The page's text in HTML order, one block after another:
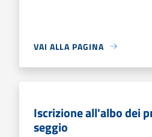
VAI ALLA PAGINA
Iscrizione all'albo dei
seggio